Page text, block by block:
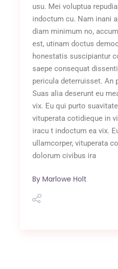
usu. Mei voluptua
indoctum cu. Nam inani
diam minimum no,
est, utinam doctus
honestatis suscipiantur
saepe consequat
pericula deterruisset. An
Suas alia deserunt eu
vix. Eu qui purto
vituperata cotidieque in
iracu t indoctum ea vix.
ullamcorper, vituperata
dolorum civibus ira
By Marlowe Holt